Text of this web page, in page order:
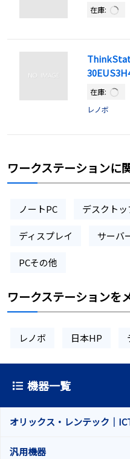
在庫:
在庫:
レノボ
ワークステーションに
ノートPC デスクトッ
ディスプレイ サーバ
PCその他
ワークステーションを
レノボ 日本HP
機器一覧
オリックス・レンテック｜
汎用機器